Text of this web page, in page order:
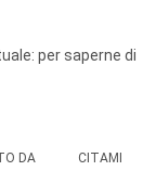
per saperne di
DA CITAMI